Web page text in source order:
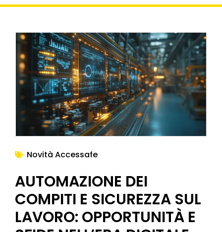
Novità Accessafe
AUTOMAZIONE DEI
COMPITI E SICUREZZA SUL
LAVORO: OPPORTUNITÀ E